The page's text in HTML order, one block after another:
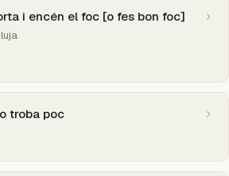
i encén el foc [o fes bon foc]
troba poc